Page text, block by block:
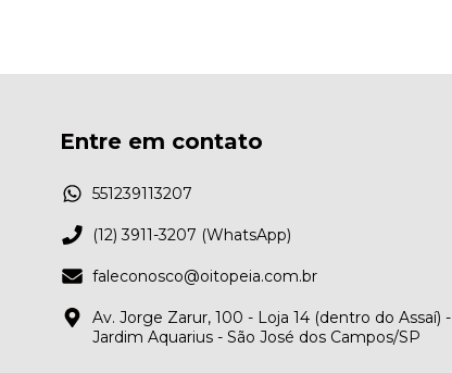
Entre em contato
551239113207
(12) 3911-3207 (WhatsApp)
faleconosco@oitopeia.com.br
Av. Jorge Zarur, 100 - Loja 14 (dentro do Assaí) -
Jardim Aquarius - São José dos Campos/SP